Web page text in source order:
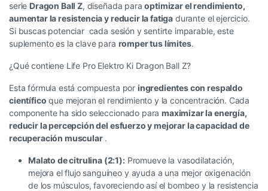
serie Dragon Ball Z, diseñada paraoptimizar el rendimiento,
aumentar la resistencia y reducir la fatiga durante el ejercicio.
Si buscas potenciar cada sesión y sentirte imparable, este
suplemento es la clave para romper tus límites.
¿Qué contiene Life Pro Elektro Ki Dragon Ball Z?
Esta fórmula está compuesta por ingredientes con respaldo
científico que mejoran el rendimiento y la concentración. Cada
componente ha sido seleccionado paramaximizar la energía,
reducir la percepción del esfuerzo y mejorar la capacidad de
recuperación muscular.
Malato de citrulina (2:1):Promueve la vasodilatación,
mejora el flujo sanguíneo y ayuda a una mejor oxigenación
de los músculos, favoreciendo así el bombeo y la resistencia